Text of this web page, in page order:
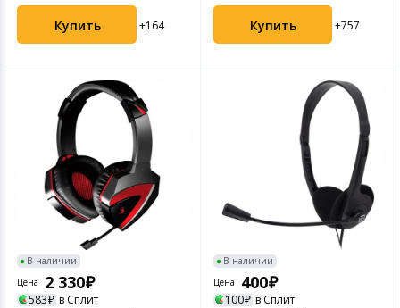
Купить +164 Купить +757
В наличии
Цена
2 330
583 в Сплит
В наличии
Цена
400
100 в Сплит